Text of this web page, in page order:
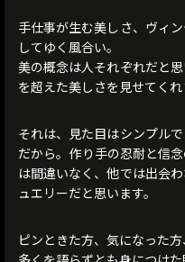
手仕事が生む美しさ、ヴィ
してゆく風合い。
美の概念は人それぞれだと
を超えた美しさを見せてくれ
それは、見た目はシンプル
だから。作り手の忍耐と信
は間違いなく、他では出会
ュエリーだと思います。
ピンときた方、気になった